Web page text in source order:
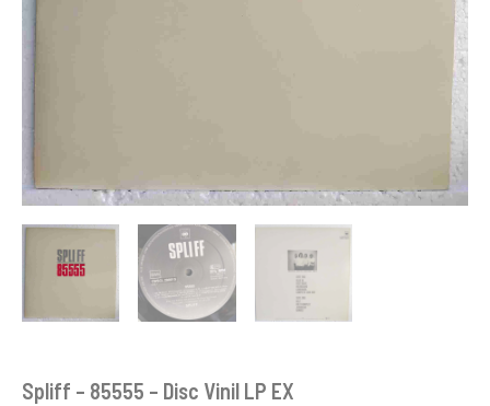
Spliff – 85555 – Disc Vinil LP EX